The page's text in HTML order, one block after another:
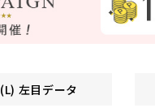
(L) 左目データ